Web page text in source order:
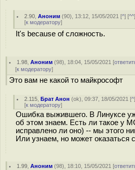
2.90 ,Аноним (90), 13:12, 15/05/2021 [^] [^^
[к модератору]
It's because of сложность.
1.98 ,Аноним (98), 18:04, 15/05/2021 [
[к модератору]
Это вам не какой то майкрософт
2.115 ,Брат Анон (ok), 09:37, 18/05/2021 [^
[к модератору]
Ошибка выжившего. В Линуксе
об этом знаем. Есть ли такое у
исправлено ли оно) -- мы этого
Или узнаем, но может оказаться
1.99 ,Аноним (98), 18:10, 15/05/2021 [